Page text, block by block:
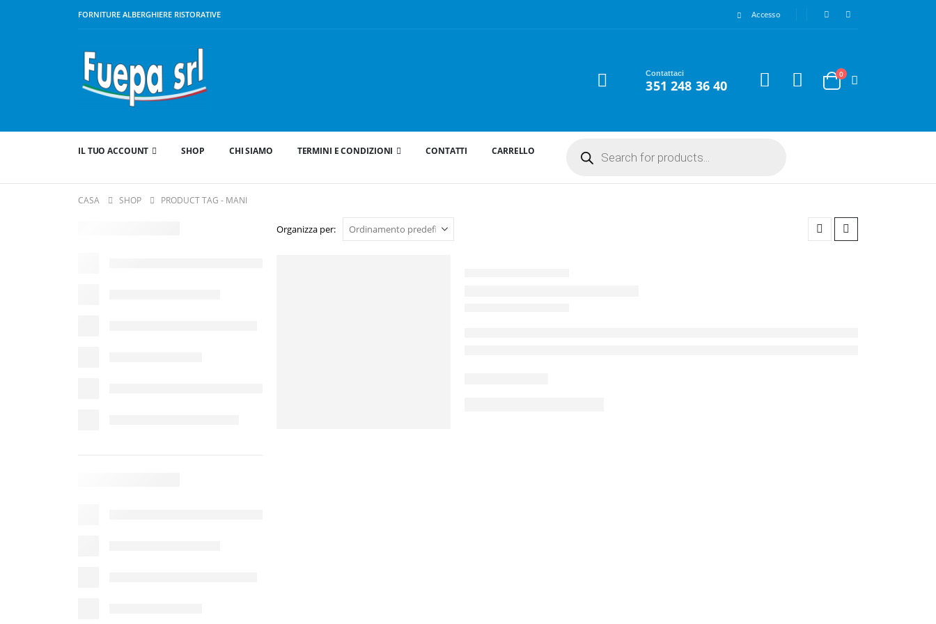
FORNITURE ALBERGHIERE RISTORATIVE Accesso
Contattaci
351 248 36 40
0
IL TUO ACCOUNT SHOP CHI SIAMO TERMINI E CONDIZIONI CONTATTI CARRELLO search
CASA SHOP PRODUCT TAG - MANI
Organizza per: